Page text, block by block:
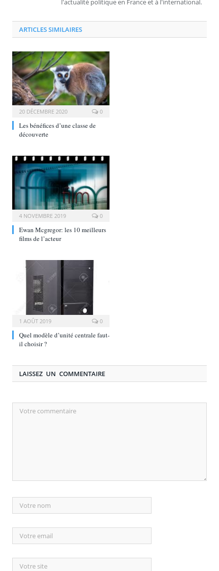
l'actualité politique en France et à l'international.
ARTICLES SIMILAIRES
20 DÉCEMBRE 2020 0
Les bénéfices d’une classe de
découverte
4 NOVEMBRE 2019 0
Ewan Mcgregor: les 10 meilleurs
films de l’acteur
1 AOÛT 2019 0
Quel modèle d’unité centrale faut-
il choisir ?
LAISSEZ UN COMMENTAIRE